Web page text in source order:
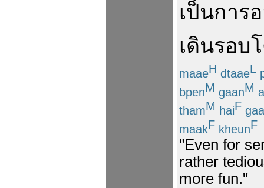
เป็นการ
เดินรอบ
maaeH dtaaeL
bpenM gaanM
thamM haiF
maakF kheunF
"Even for
rather
more fun."